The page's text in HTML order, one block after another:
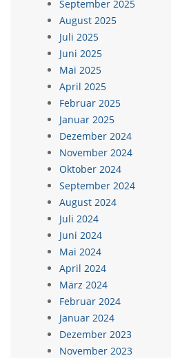
September 2025
August 2025
Juli 2025
Juni 2025
Mai 2025
April 2025
Februar 2025
Januar 2025
Dezember 2024
November 2024
Oktober 2024
September 2024
August 2024
Juli 2024
Juni 2024
Mai 2024
April 2024
März 2024
Februar 2024
Januar 2024
Dezember 2023
November 2023